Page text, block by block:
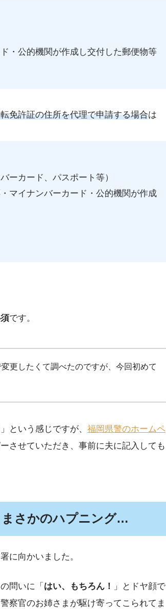
・公的機関が作成し交付した郵便物等
免許証の住所を代理で申請する場合は
ーカード、パスポート等）
・マイナンバーカード・公的機関が作成
です。
更したくて調べたのですが、今回初めて
という感じですが、 福岡県警のホームペ
させていただき、事前に夫に記入しても
まさかのハプニング…
に向かいました。
問いに「 はい、もちろん！
」とドヤ顔で
察官のお姉さまが駆け寄ってこられてま